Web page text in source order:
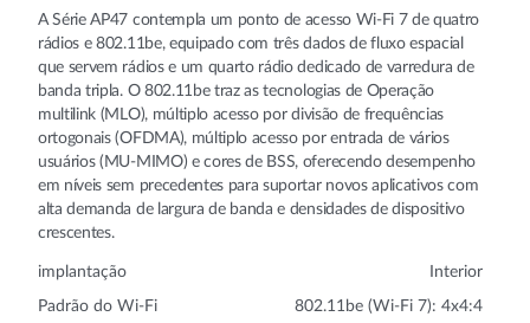
A Série AP47 contempla um ponto de acesso Wi-Fi 7 de quatro
rádios e 802.11be, equipado com três dados de fluxo espacial
que servem rádios e um quarto rádio dedicado de varredura de
banda tripla. O 802.11be traz as tecnologias de Operação
multilink (MLO), múltiplo acesso por divisão de frequências
ortogonais (OFDMA), múltiplo acesso por entrada de vários
usuários (MU‑MIMO) e cores de BSS, oferecendo desempenho
em níveis sem precedentes para suportar novos aplicativos com
alta demanda de largura de banda e densidades de dispositivo
crescentes.
implantação Interior
Padrão do Wi-Fi 802.11be (Wi-Fi 7): 4x4:4